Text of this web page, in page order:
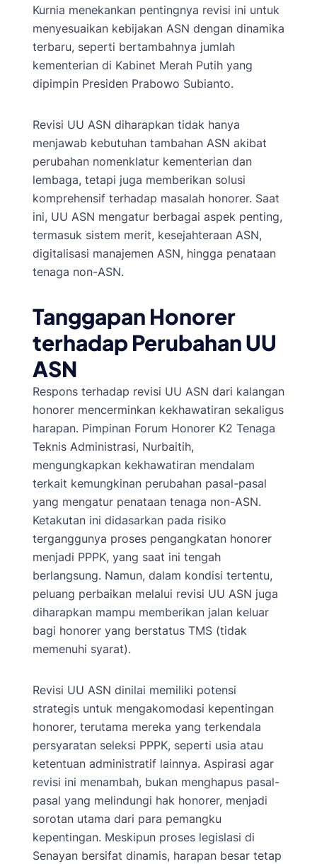
Kurnia menekankan pentingnya revisi ini untuk
menyesuaikan kebijakan ASN dengan dinamika
terbaru, seperti bertambahnya jumlah
kementerian di Kabinet Merah Putih yang
dipimpin Presiden Prabowo Subianto.
Revisi UU ASN diharapkan tidak hanya
menjawab kebutuhan tambahan ASN akibat
perubahan nomenklatur kementerian dan
lembaga, tetapi juga memberikan solusi
komprehensif terhadap masalah honorer. Saat
ini, UU ASN mengatur berbagai aspek penting,
termasuk sistem merit, kesejahteraan ASN,
digitalisasi manajemen ASN, hingga penataan
tenaga non-ASN.
Tanggapan Honorer
terhadap Perubahan UU
ASN
Respons terhadap revisi UU ASN dari kalangan
honorer mencerminkan kekhawatiran sekaligus
harapan. Pimpinan Forum Honorer K2 Tenaga
Teknis Administrasi, Nurbaitih,
mengungkapkan kekhawatiran mendalam
terkait kemungkinan perubahan pasal-pasal
yang mengatur penataan tenaga non-ASN.
Ketakutan ini didasarkan pada risiko
terganggunya proses pengangkatan honorer
menjadi PPPK, yang saat ini tengah
berlangsung. Namun, dalam kondisi tertentu,
peluang perbaikan melalui revisi UU ASN juga
diharapkan mampu memberikan jalan keluar
bagi honorer yang berstatus TMS (tidak
memenuhi syarat).
Revisi UU ASN dinilai memiliki potensi
strategis untuk mengakomodasi kepentingan
honorer, terutama mereka yang terkendala
persyaratan seleksi PPPK, seperti usia atau
ketentuan administratif lainnya. Aspirasi agar
revisi ini menambah, bukan menghapus pasal-
pasal yang melindungi hak honorer, menjadi
sorotan utama dari para pemangku
kepentingan. Meskipun proses legislasi di
Senayan bersifat dinamis, harapan besar tetap